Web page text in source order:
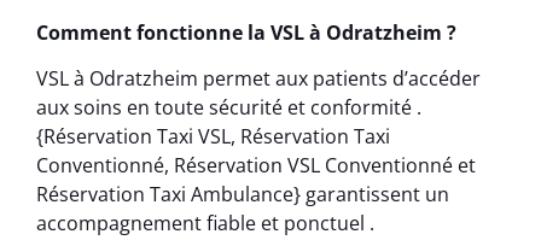
Comment fonctionne la VSL à Odratzheim ?
VSL à Odratzheim permet aux patients d’accéder
aux soins en toute sécurité et conformité .
{Réservation Taxi VSL, Réservation Taxi
Conventionné, Réservation VSL Conventionné et
Réservation Taxi Ambulance} garantissent un
accompagnement fiable et ponctuel .